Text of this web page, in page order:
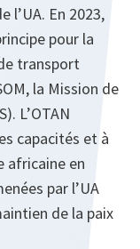
l’UA. En 2023,
pour la
transport
la Mission de
L’OTAN
capacités et à
africaine en
par l’UA
de la paix